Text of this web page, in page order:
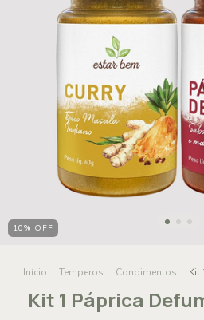
10% OFF
Início . Temperos . Condimentos . Kit
Kit 1 Páprica